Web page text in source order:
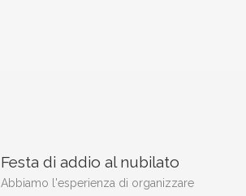
Festa di addio al nubilato
Abbiamo l'esperienza di organizzare